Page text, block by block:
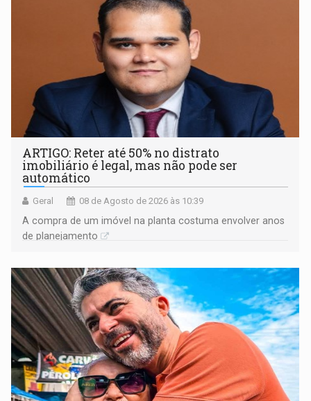
ARTIGO: Reter até 50% no distrato
imobiliário é legal, mas não pode ser
automático
Geral 08 de Agosto de 2026 às 10:39
A compra de um imóvel na planta costuma envolver anos
de planejamento